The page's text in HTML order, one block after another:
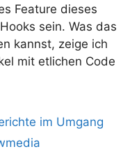
Feature dieses
sein. Was das
kannst, zeige ich
mit etlichen Code
im Umgang